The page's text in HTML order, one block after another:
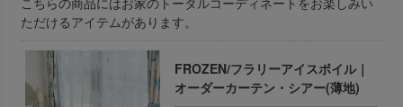
ただけるアイテムがあります。
FROZEN/フラリーアイスボイル｜
オーダーカーテン・シアー(薄地)